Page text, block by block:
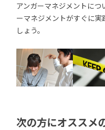
アンガーマネジメントに
ーマネジメントがすぐに
しょう。
次の方にオススメ